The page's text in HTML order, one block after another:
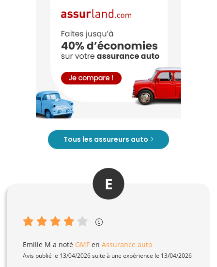
Tous les assureurs auto
E
Emilie M a noté GMF en Assurance auto
Avis publié le 13/04/2026 suite à une expérience le 13/04/2026